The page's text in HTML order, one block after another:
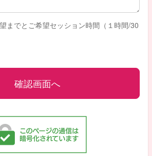
までとご希望セッション時間（１時間/30